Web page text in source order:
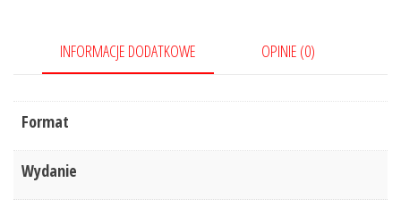
INFORMACJE DODATKOWE OPINIE (0)
Format
Wydanie